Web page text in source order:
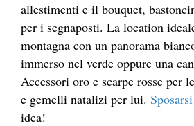
allestimenti e il bouquet,
per i segnaposti. La location
montagna con un panorama
immerso nel verde oppure una
Accessori oro e scarpe rosse per
e gemelli natalizi per lui.
idea!